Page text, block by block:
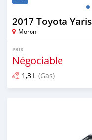
2017 Toyota Yaris
Moroni
PRIX
Négociable
1,3 L (Gas)